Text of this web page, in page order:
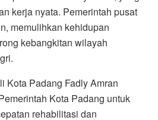
kerja nyata. Pemerintah pusat
memulihkan kehidupan
kebangkitan wilayah
Kota Padang Fadly Amran
Kota Padang untuk
rehabilitasi dan